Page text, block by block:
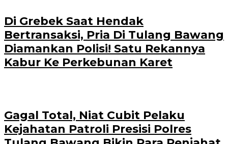
Di Grebek Saat Hendak
Bertransaksi, Pria Di Tulang Bawang
Diamankan Polisi! Satu Rekannya
Kabur Ke Perkebunan Karet
Gagal Total, Niat Cubit Pelaku
Kejahatan Patroli Presisi Polres